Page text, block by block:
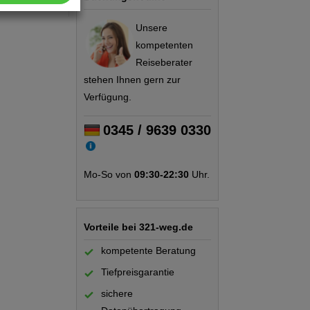
Unsere
kompetenten
Reiseberater
stehen Ihnen gern zur
Verfügung.
0345 / 9639 0330
Mo-So von 09:30-22:30 Uhr.
Vorteile bei 321-weg.de
kompetente Beratung
Tiefpreisgarantie
sichere